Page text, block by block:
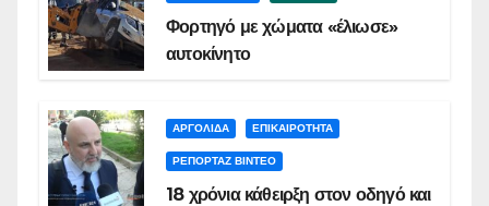
Φορτηγό με χώματα «έλιωσε»
αυτοκίνητο
ΑΡΓΟΛΙΔΑ ΕΠΙΚΑΙΡΟΤΗΤΑ
ΡΕΠΟΡΤΑΖ ΒΙΝΤΕΟ
18 χρόνια κάθειρξη στον οδηγό και